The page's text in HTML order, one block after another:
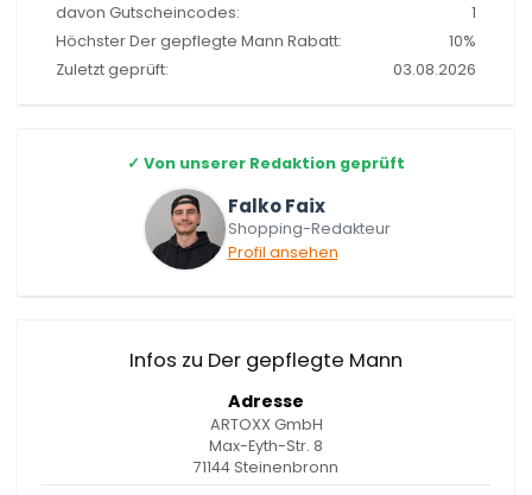
davon Gutscheincodes:
1
Höchster Der gepflegte Mann Rabatt:
10%
Zuletzt geprüft:
03.08.2026
✓ Von unserer Redaktion geprüft
Falko Faix
Shopping-Redakteur
Profil ansehen
Infos zu Der gepflegte Mann
Adresse
ARTOXX GmbH
Max-Eyth-Str. 8
71144 Steinenbronn